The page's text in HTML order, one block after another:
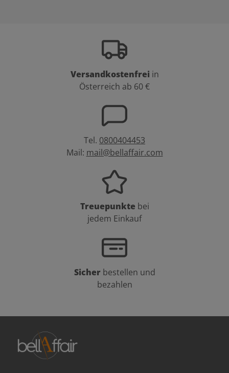
Versandkostenfrei in
Österreich ab 60 €
Tel. 0800404453
Mail: mail@bellaffair.com
Treuepunkte bei
jedem Einkauf
Sicher bestellen und
bezahlen